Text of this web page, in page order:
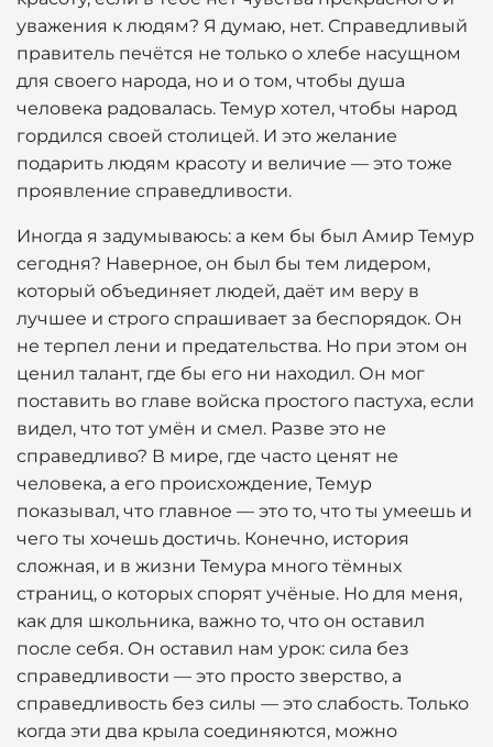
уважения к людям? Я думаю, нет. Справедливый
правитель печётся не только о хлебе насущном
для своего народа, но и о том, чтобы душа
человека радовалась. Темур хотел, чтобы народ
гордился своей столицей. И это желание
подарить людям красоту и величие — это тоже
проявление справедливости.
Иногда я задумываюсь: а кем бы был Амир Темур
сегодня? Наверное, он был бы тем лидером,
который объединяет людей, даёт им веру в
лучшее и строго спрашивает за беспорядок. Он
не терпел лени и предательства. Но при этом он
ценил талант, где бы его ни находил. Он мог
поставить во главе войска простого пастуха, если
видел, что тот умён и смел. Разве это не
справедливо? В мире, где часто ценят не
человека, а его происхождение, Темур
показывал, что главное — это то, что ты умеешь и
чего ты хочешь достичь. Конечно, история
сложная, и в жизни Темура много тёмных
страниц, о которых спорят учёные. Но для меня,
как для школьника, важно то, что он оставил
после себя. Он оставил нам урок: сила без
справедливости — это просто зверство, а
справедливость без силы — это слабость. Только
когда эти два крыла соединяются, можно